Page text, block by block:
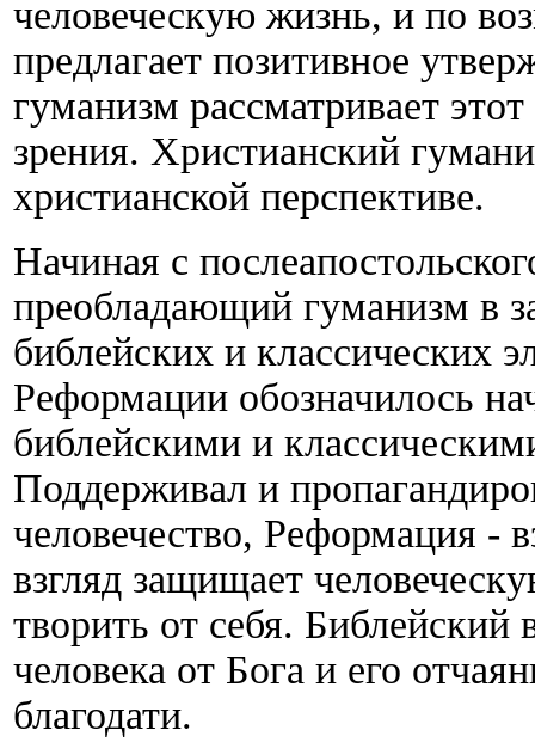
человеческую жизнь, и по
предлагает позитивное
гуманизм рассматривает
зрения. Христианский
христианской перспективе.
Начиная с
преобладающий гуманизм в
библейских и классических
Реформации обозначилось
библейскими и
Поддерживал и
человечество, Реформация -
взгляд защищает
творить от себя. Библейский
человека от Бога и его
благодати.